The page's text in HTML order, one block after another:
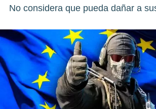
No considera que pueda dañar a